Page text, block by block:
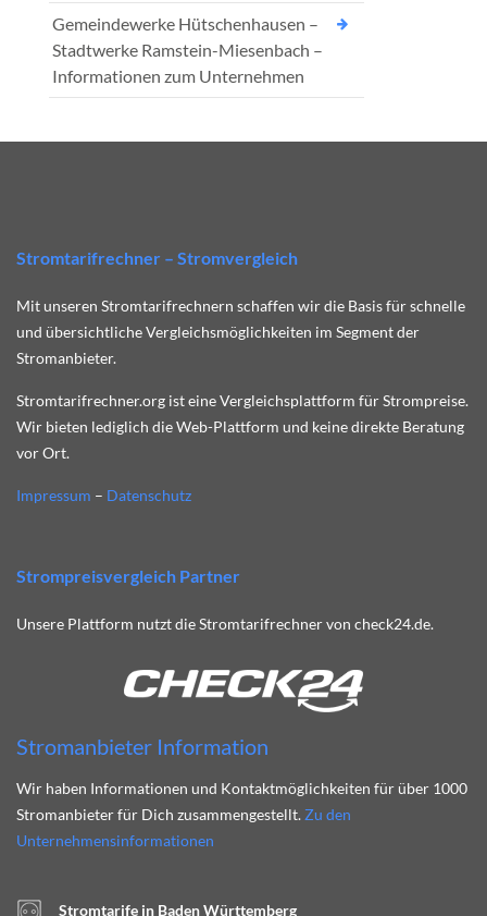
Gemeindewerke Hütschenhausen –
Stadtwerke Ramstein-Miesenbach –
Informationen zum Unternehmen
Stromtarifrechner – Stromvergleich
Mit unseren Stromtarifrechnern schaffen wir die Basis für schnelle
und übersichtliche Vergleichsmöglichkeiten im Segment der
Stromanbieter.
Stromtarifrechner.org ist eine Vergleichsplattform für Strompreise.
Wir bieten lediglich die Web-Plattform und keine direkte Beratung
vor Ort.
Impressum – Datenschutz
Strompreisvergleich Partner
Unsere Plattform nutzt die Stromtarifrechner von check24.de.
Stromanbieter Information
Wir haben Informationen und Kontaktmöglichkeiten für über 1000
Stromanbieter für Dich zusammengestellt. Zu den
Unternehmensinformationen
Stromtarife in Baden Württemberg